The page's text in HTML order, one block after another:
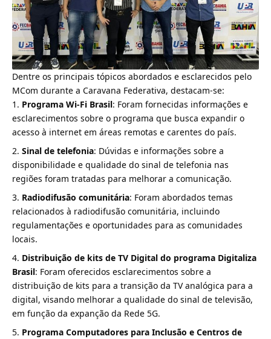
Dentre os principais tópicos abordados e esclarecidos pelo
MCom durante a Caravana Federativa, destacam-se:
Programa Wi-Fi Brasil: Foram fornecidas informações e
esclarecimentos sobre o programa que busca expandir o
acesso à internet em áreas remotas e carentes do país.
Sinal de telefonia: Dúvidas e informações sobre a
disponibilidade e qualidade do sinal de telefonia nas
regiões foram tratadas para melhorar a comunicação.
Radiodifusão comunitária: Foram abordados temas
relacionados à radiodifusão comunitária, incluindo
regulamentações e oportunidades para as comunidades
locais.
Distribuição de kits de TV Digital do programa Digitaliza
Brasil: Foram oferecidos esclarecimentos sobre a
distribuição de kits para a transição da TV analógica para a
digital, visando melhorar a qualidade do sinal de televisão,
em função da expanção da Rede 5G.
Programa Computadores para Inclusão e Centros de